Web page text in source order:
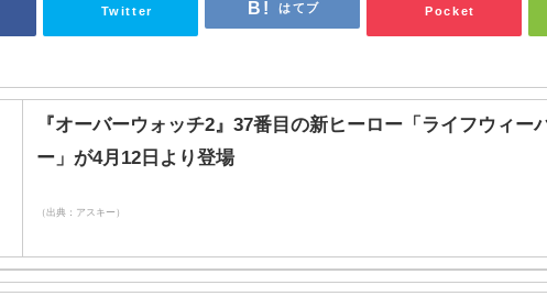
Twitter はてブ Pocket
『オーバーウォッチ2』37番目の新ヒーロー「ライフウィー
ー」が4月12日より登場
（出典：アスキー）